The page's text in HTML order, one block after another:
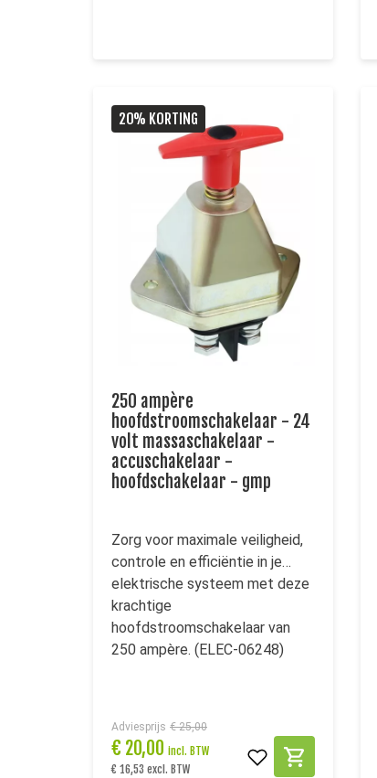
20% KORTING
250 ampère
hoofdstroomschakelaar - 24
volt massaschakelaar -
accuschakelaar -
hoofdschakelaar - gmp
Zorg voor maximale veiligheid,
controle en efficiëntie in je
elektrische systeem met deze
krachtige
hoofdstroomschakelaar van
250 ampère. (ELEC-06248)
Adviesprijs € 25,00
€ 20,00 incl. BTW
€ 16,53 excl. BTW